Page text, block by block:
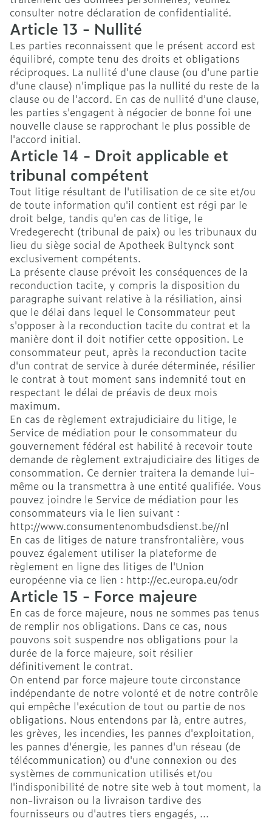
consulter notre déclaration de confidentialité.
Article 13 - Nullité
Les parties reconnaissent que le présent accord est
équilibré, compte tenu des droits et obligations
réciproques. La nullité d'une clause (ou d'une partie
d'une clause) n'implique pas la nullité du reste de la
clause ou de l'accord. En cas de nullité d'une clause,
les parties s'engagent à négocier de bonne foi une
nouvelle clause se rapprochant le plus possible de
l'accord initial.
Article 14 - Droit applicable et
tribunal compétent
Tout litige résultant de l'utilisation de ce site et/ou
de toute information qu'il contient est régi par le
droit belge, tandis qu'en cas de litige, le
Vredegerecht (tribunal de paix) ou les tribunaux du
lieu du siège social de Apotheek Bultynck sont
exclusivement compétents.
La présente clause prévoit les conséquences de la
reconduction tacite, y compris la disposition du
paragraphe suivant relative à la résiliation, ainsi
que le délai dans lequel le Consommateur peut
s'opposer à la reconduction tacite du contrat et la
manière dont il doit notifier cette opposition. Le
consommateur peut, après la reconduction tacite
d'un contrat de service à durée déterminée, résilier
le contrat à tout moment sans indemnité tout en
respectant le délai de préavis de deux mois
maximum.
En cas de règlement extrajudiciaire du litige, le
Service de médiation pour le consommateur du
gouvernement fédéral est habilité à recevoir toute
demande de règlement extrajudiciaire des litiges de
consommation. Ce dernier traitera la demande lui-
même ou la transmettra à une entité qualifiée. Vous
pouvez joindre le Service de médiation pour les
consommateurs via le lien suivant :
http://www.consumentenombudsdienst.be//nl
En cas de litiges de nature transfrontalière, vous
pouvez également utiliser la plateforme de
règlement en ligne des litiges de l'Union
européenne via ce lien : http://ec.europa.eu/odr
Article 15 - Force majeure
En cas de force majeure, nous ne sommes pas tenus
de remplir nos obligations. Dans ce cas, nous
pouvons soit suspendre nos obligations pour la
durée de la force majeure, soit résilier
définitivement le contrat.
On entend par force majeure toute circonstance
indépendante de notre volonté et de notre contrôle
qui empêche l'exécution de tout ou partie de nos
obligations. Nous entendons par là, entre autres,
les grèves, les incendies, les pannes d'exploitation,
les pannes d'énergie, les pannes d'un réseau (de
télécommunication) ou d'une connexion ou des
systèmes de communication utilisés et/ou
l'indisponibilité de notre site web à tout moment, la
non-livraison ou la livraison tardive des
fournisseurs ou d'autres tiers engagés, ...